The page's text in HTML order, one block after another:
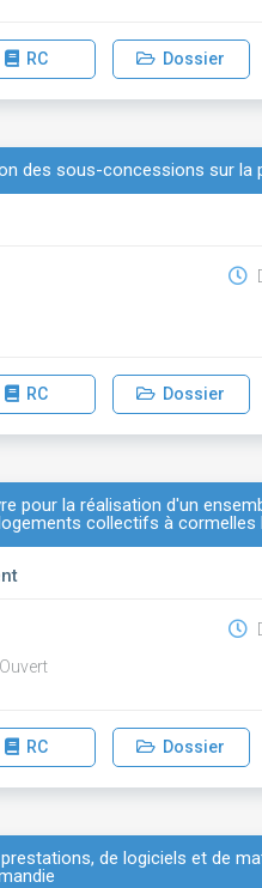
RC Dossier
des sous-concessions sur la
RC Dossier
pour la réalisation d'un
collectifs à cormelles
RC Dossier
de logiciels et de